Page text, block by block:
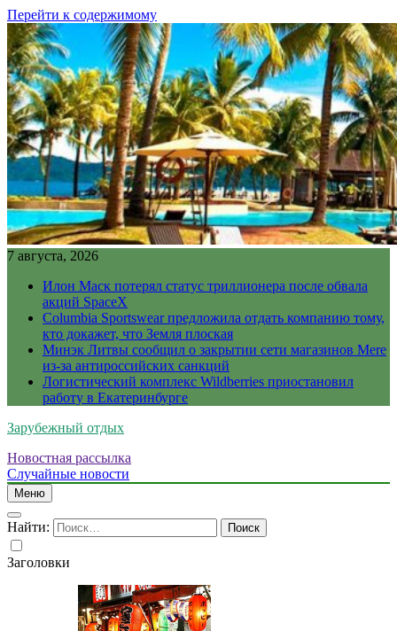
Перейти к содержимому
7 августа, 2026
Илон Маск потерял статус триллионера после обвала
акций SpaceX
Columbia Sportswear предложила отдать компанию тому,
кто докажет, что Земля плоская
Минэк Литвы сообщил о закрытии сети магазинов Mere
из-за антироссийских санкций
Логистический комплекс Wildberries приостановил
работу в Екатеринбурге
Зарубежный отдых
Новостная рассылка
Случайные новости
Меню
Найти:
Заголовки